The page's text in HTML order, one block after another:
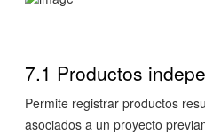
7.1 Productos
Permite registrar productos
asociados a un proyecto